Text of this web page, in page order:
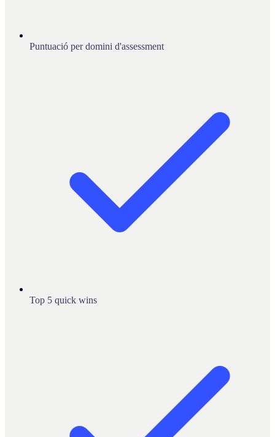
Puntuació per domini d'assessment
Top 5 quick wins